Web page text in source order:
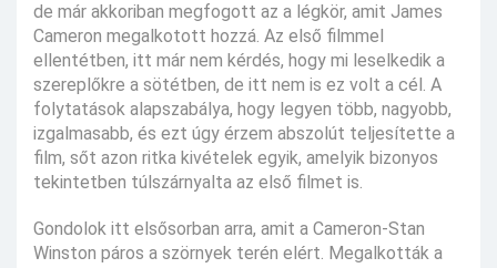
de már akkoriban megfogott az a légkör, amit James
Cameron megalkotott hozzá. Az első filmmel
ellentétben, itt már nem kérdés, hogy mi leselkedik a
szereplőkre a sötétben, de itt nem is ez volt a cél. A
folytatások alapszabálya, hogy legyen több, nagyobb,
izgalmasabb, és ezt úgy érzem abszolút teljesítette a
film, sőt azon ritka kivételek egyik, amelyik bizonyos
tekintetben túlszárnyalta az első filmet is.
Gondolok itt elsősorban arra, amit a Cameron-Stan
Winston páros a szörnyek terén elért. Megalkották a